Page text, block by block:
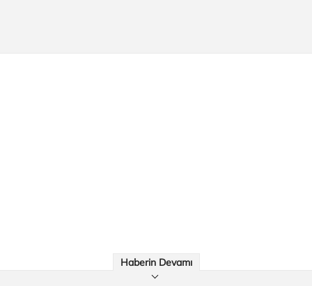
Haberin Devamı